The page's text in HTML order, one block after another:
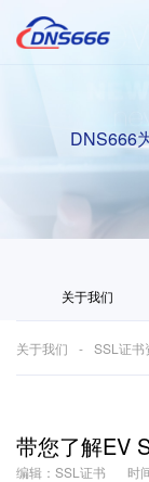
DNS666
关于我们
关于我们 SSL证书
带您了解EV
编辑：SSL证书 时